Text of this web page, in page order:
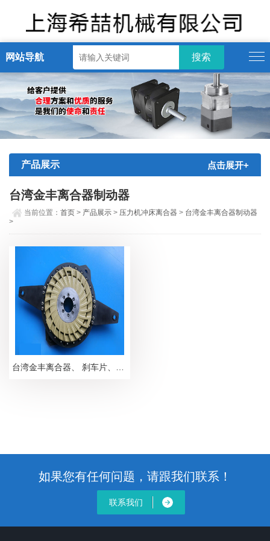
网站导航
产品展示 点击展开+
台湾金丰离合器制动器
当前位置：首页 > 产品展示 > 压力机冲床离合器 > 台湾金丰离合器制动器
>
如果您有任何问题，请跟我们联系！
联系我们